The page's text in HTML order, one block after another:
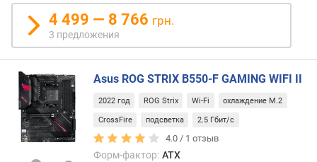
м
п
а
м
т
и
(
Г
Б
4 499 — 8 766 грн.
3 предложения
Asus ROG STRIX B550-F GAMING WIFI II
2022 год ROG Strix Wi-Fi охлаждение M.2
CrossFire подсветка 2.5 Гбит/с
4.0 / 1 отзыв
Форм-фактор: ATX